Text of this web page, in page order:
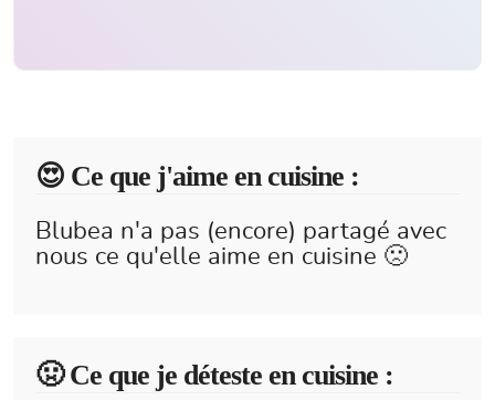
😍️ Ce que j'aime en cuisine :
Blubea n'a pas (encore) partagé avec
nous ce qu'elle aime en cuisine 🙁
🤢 Ce que je déteste en cuisine :